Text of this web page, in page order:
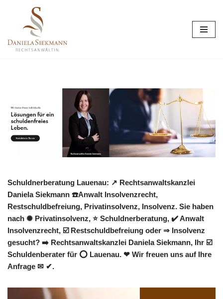
Inhalt
springen
Schuldnerberatung Lauenau: ↗️ Rechtsanwaltskanzlei
Daniela Siekmann ☎️Anwalt Insolvenzrecht,
Restschuldbefreiung, Privatinsolvenz, Insolvenz. Sie haben
nach ✺ Privatinsolvenz, ⭐ Schuldnerberatung, ✔️ Anwalt
Insolvenzrecht, ☑️ Restschuldbefreiung oder ⇒ Insolvenz
gesucht? ➡️ Rechtsanwaltskanzlei Daniela Siekmann, Ihr ☑️
Schuldenberater für ⭕ Lauenau. ❤ Wir freuen uns auf Ihre
Anfrage ✉ ✔.